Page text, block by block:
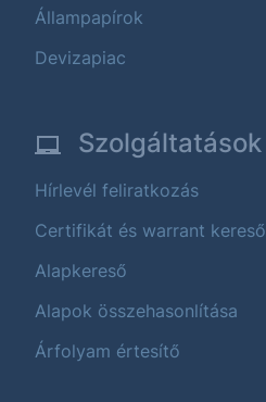
Állampapírok
Devizapiac
Szolgáltatások
Hírlevél feliratkozás
Certifikát és warrant kereső
Alapkereső
Alapok összehasonlítása
Árfolyam értesítő